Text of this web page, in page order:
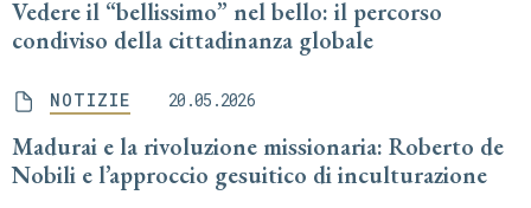
Vedere il “bellissimo” nel bello: il percorso
condiviso della cittadinanza globale
NOTIZIE 20.05.2026
Madurai e la rivoluzione missionaria: Roberto de
Nobili e l’approccio gesuitico di inculturazione